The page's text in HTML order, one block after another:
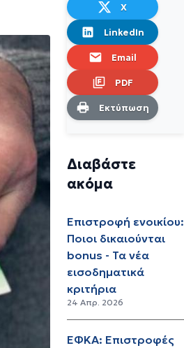
X
LinkedIn
Email
PDF
Εκτύπωση
Διαβάστε
ακόμα
Επιστροφή ενοικίου:
Ποιοι δικαιούνται
bonus - Τα νέα
εισοδηματικά
κριτήρια
24 Απρ. 2026
ΕΦΚΑ: Επιστροφές